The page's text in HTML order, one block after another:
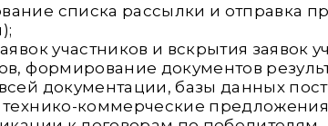
списка рассылки и отправка
участников и вскрытия заявок
формирование документов
документации, базы данных
коммерческие